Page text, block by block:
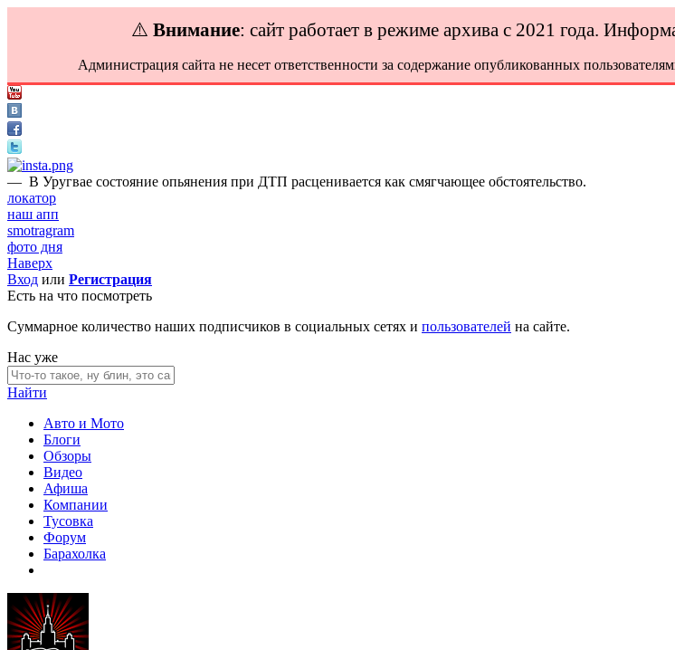
⚠️ Внимание: сайт работает в режиме архива с 2021 года.
Администрация сайта не несет ответственности за содержание опубликованных
— В Уругвае состояние опьянения при ДТП расценивается как смягчающее обстоятельство.
локатор
наш апп
smotragram
фото дня
Наверх
Вход или Регистрация
Есть на что посмотреть
Суммарное количество наших подписчиков в социальных сетях и пользователей на сайте.
Нас уже
Найти
Авто и Мото
Блоги
Обзоры
Видео
Афиша
Компании
Тусовка
Форум
Барахолка